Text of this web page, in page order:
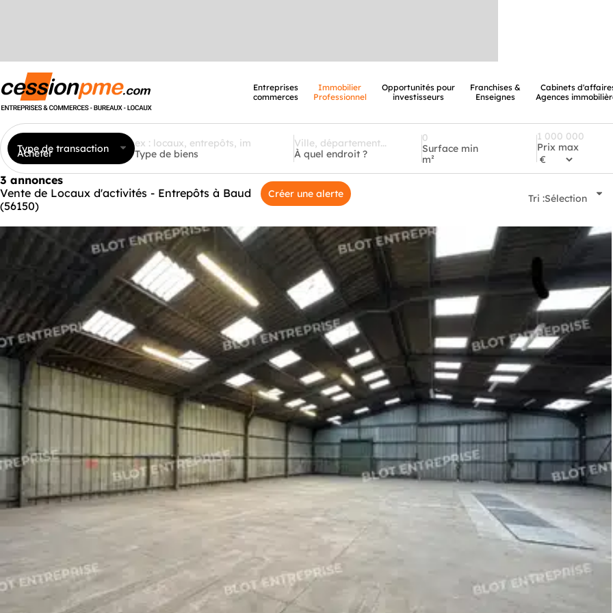
Entreprises
commerces
Immobilier
Professionnel
Opportunités pour
investisseurs
Franchises &
Enseignes
Cabinets
Agences
Type de transaction
Acheter Type de biens À quel endroit ?
Surface min
m²
Prix max
3 annonces
Vente de Locaux d'activités - Entrepôts à Baud
(56150)
Créer une alerte Tri :Sélection